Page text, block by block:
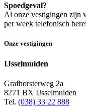
Spoedgeval?
Al onze vestigingen zijn
per week telefonisch
Onze vestigingen
IJsselmuiden
Grafhorsterweg 2a
8271 BX IJsselmuiden
Tel. (038) 33 22 888